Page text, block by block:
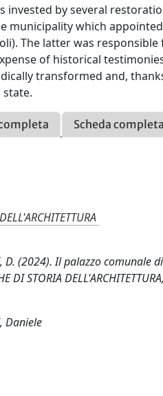
invested by several
municipality which
The latter was
of historical
transformed and,
Scheda
D. (2024). Il palazzo
DI STORIA
Daniele